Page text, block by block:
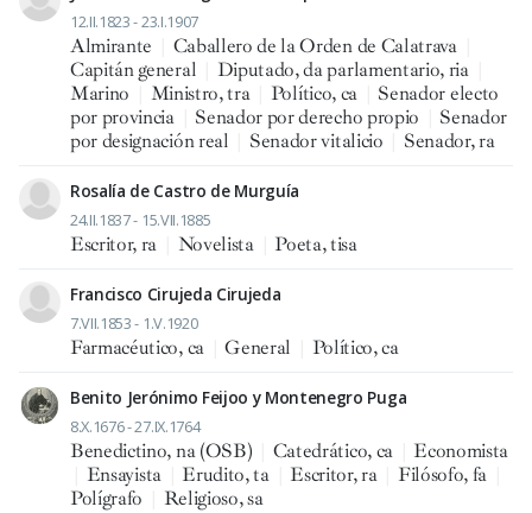
12.II.1823 - 23.I.1907
Almirante Caballero de la Orden de Calatrava
Capitán general
Diputado, da parlamentario, ria
Marino
Ministro, tra Político, ca
Senador electo
por provincia
Senador por derecho propio
Senador
por designación real
Senador vitalicio Senador, ra
Rosalía de Castro de Murguía
24.II.1837 - 15.VII.1885
Escritor, ra Novelista Poeta, tisa
Francisco Cirujeda Cirujeda
7.VII.1853 - 1.V.1920
Farmacéutico, ca General Político, ca
Benito Jerónimo Feijoo y Montenegro Puga
8.X.1676 - 27.IX.1764
Benedictino, na (OSB) Catedrático, ca
Economista
Ensayista Erudito, ta Escritor, ra Filósofo, fa
Polígrafo
Religioso, sa